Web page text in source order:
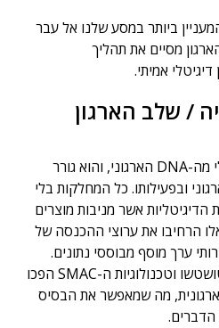
ביותר במסע שלנו אל עבר
מסיים את תהליך
אמיתי.
/ שלב הארגון
הדיגיטל הפך לחלק אינטגרלי מה-DNA הארגוני, והוא גורר
ובפעילותו. כל המחלקות בלי
הדיגיטליות אשר מניבות מוצרים
הרחיבו את ערוצי ההכנסה של
ערך מוסף מבוססי נתונים.
הגבולות בין הפיזי לדיגיטלי טושטשו וטכנולוגיות ה-SMAC הפכו
מה שמאפשר את הבסיס
הדברים.